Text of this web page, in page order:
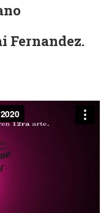
Fernandez.